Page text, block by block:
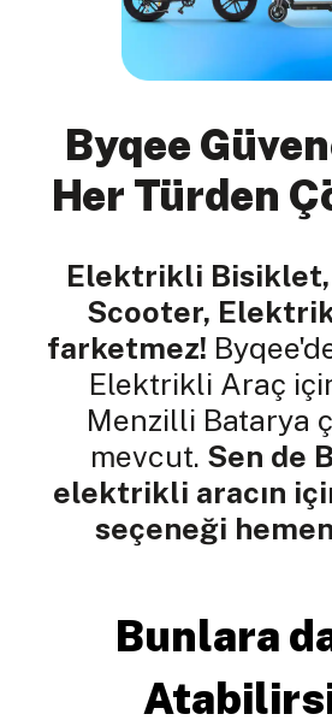
Byqee
Her Türden
Elektrikli
Scooter,
farketmez!
Elektrikli Araç
Menzilli Batarya
mevcut. Sen de
elektrikli aracın
seçeneği
Bunlara